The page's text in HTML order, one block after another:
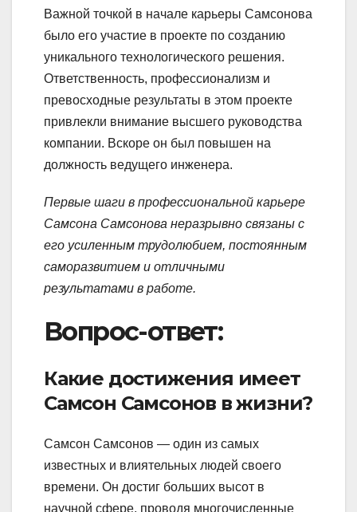
Важной точкой в начале карьеры Самсонова
было его участие в проекте по созданию
уникального технологического решения.
Ответственность, профессионализм и
превосходные результаты в этом проекте
привлекли внимание высшего руководства
компании. Вскоре он был повышен на
должность ведущего инженера.
Первые шаги в профессиональной карьере
Самсона Самсонова неразрывно связаны с
его усиленным трудолюбием, постоянным
саморазвитием и отличными
результатами в работе.
Вопрос-ответ:
Какие достижения имеет
Самсон Самсонов в жизни?
Самсон Самсонов — один из самых
известных и влиятельных людей своего
времени. Он достиг больших высот в
научной сфере, проводя многочисленные